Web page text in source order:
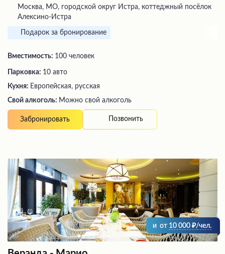
Москва, МО, городской округ Истра, коттеджный посёлок
Алексино-Истра
Подарок за бронирование
Вместимость: 100 человек
Парковка: 10 авто
Кухня: Европейская, русская
Свой алкоголь: Можно свой алкоголь
Забронировать Позвонить
и от 10 000 /чел.